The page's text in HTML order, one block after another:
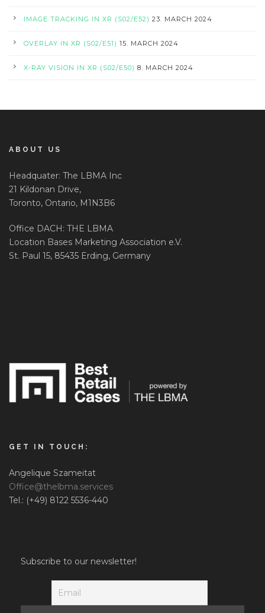
IMAGE TRACKING IN XR (S02/E52) 23. MARCH 2024
OVERLAY IN XR (S02/E51) 15. MARCH 2024
X-RAY VISION IN XR (S02/E50) 8. MARCH 2024
ABOUT US
Headquater: The LBMA Inc
21 Kildonan Drive,
Toronto, Ontario, M1N3B6
Office DACH: THE LBMA
Location Bases Marketing Association e.V.
St. Paul 15, 85435 Erding, Germany
GET IN TOUCH:
Angelique Szameitat
Office@thelbma.services
Tel.: (+49) 8122 5536-440
Subscribe to our newsletter!